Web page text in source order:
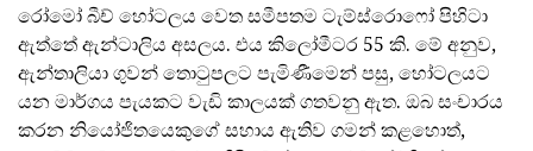
රෝමෝ බීච් හෝටලය වෙත සමීපතම ටැම්ස්රොෆෝ පිහිටා
ඇත්තේ ඇන්ටාලිය අසලය. එය කිලෝමීටර 55 කි. මේ අනුව,
ඇන්තාලියා ගුවන් තොටුපලට පැමිණීමෙන් පසු, හෝටලයට
යන මාර්ගය පැයකට වැඩි කාලයක් ගතවනු ඇත. ඔබ සංචාරය
කරන නියෝජිතයෙකුගේ සහාය ඇතිව ගමන් කළහොත්,